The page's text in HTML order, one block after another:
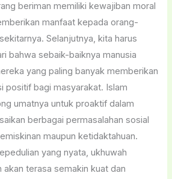
beriman memiliki kewajiban moral
manfaat kepada orang-
Selanjutnya, kita harus
bahwa sebaik-baiknya manusia
yang paling banyak memberikan
positif bagi masyarakat. Islam
umatnya untuk proaktif dalam
berbagai permasalahan sosial
maupun ketidaktahuan.
yang nyata, ukhuwah
akan terasa semakin kuat dan